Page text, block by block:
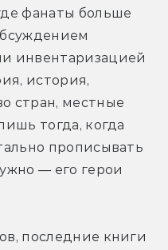
фанаты больше
инвентаризацией
история,
стран, местные
тогда, когда
прописывать
— его герои
последние книги